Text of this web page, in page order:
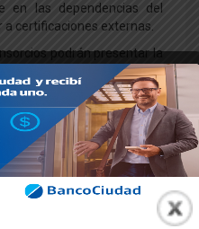
en las dependencias del
a certificaciones externas.
podrán presentar la
junto con sus copias,
realice el cotejo y
Esta modificación se
introducidos a las
y 5048, que regulan la
de la Clave Fiscal y el